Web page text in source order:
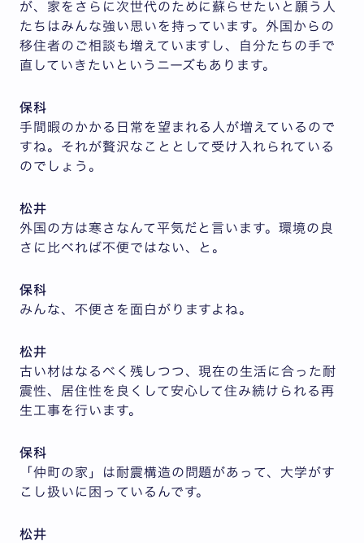
が、家をさらに次世代のために蘇らせたいと願う人
たちはみんな強い思いを持っています。外国からの
移住者のご相談も増えていますし、自分たちの手で
直していきたいというニーズもあります。
保科
手間暇のかかる日常を望まれる人が増えているので
すね。それが贅沢なこととして受け入れられている
のでしょう。
松井
外国の方は寒さなんて平気だと言います。環境の良
さに比べれば不便ではない、と。
保科
みんな、不便さを面白がりますよね。
松井
古い材はなるべく残しつつ、現在の生活に合った耐
震性、居住性を良くして安心して住み続けられる再
生工事を行います。
保科
「仲町の家」は耐震構造の問題があって、大学がす
こし扱いに困っているんです。
松井